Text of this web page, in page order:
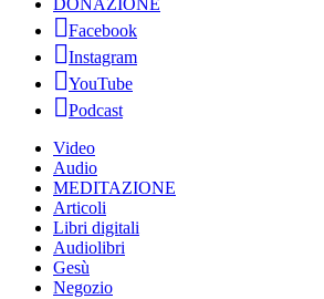
DONAZIONE
Facebook
Instagram
YouTube
Podcast
Video
Audio
MEDITAZIONE
Articoli
Libri digitali
Audiolibri
Gesù
Negozio